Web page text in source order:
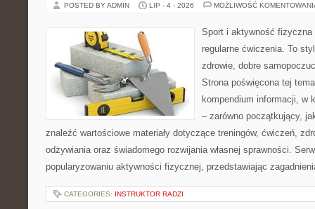
POSTED BY ADMIN LIP - 4 - 2026 MOŻLIWOŚĆ
Sport i aktywność
regularne ćwiczenia. To
zdrowie, dobre
Strona poświęcona tej
kompendium informacji, w
– zarówno początkujący,
znaleźć wartościowe materiały dotyczące treningów, ćwiczeń,
odżywiania oraz świadomego rozwijania własnej sprawności.
popularyzowaniu aktywności fizycznej, przedstawiając
CATEGORIES: INSTRUKTOR RADZI